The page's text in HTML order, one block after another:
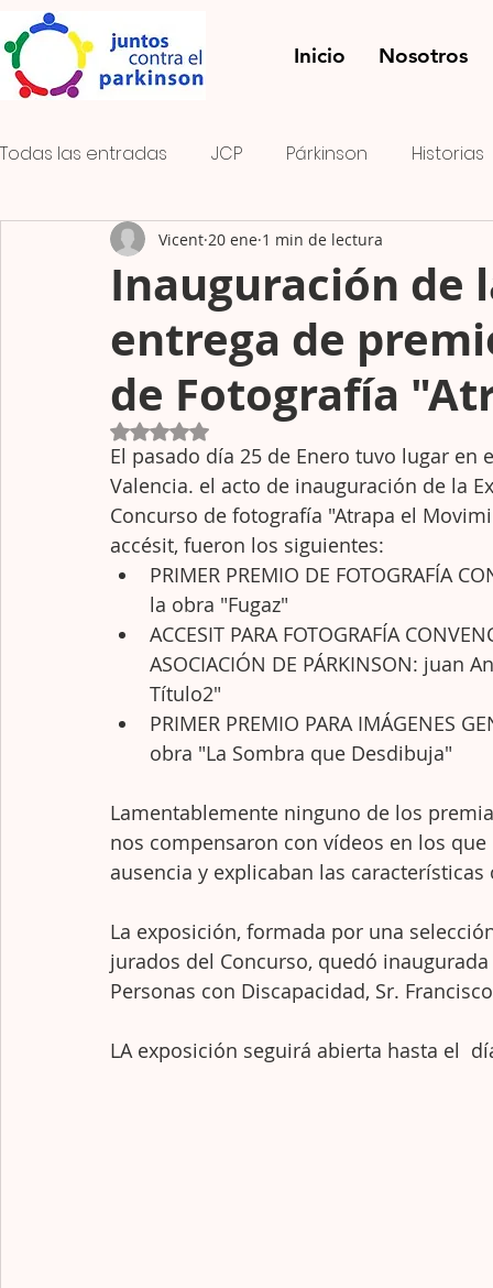
Inicio Nosotros
Todas las entradas JCP Párkinson Historias
Onda PK El rayo verde FOMENTO DEL
Concurso de fotografía
Inauguración de
entrega de
de Fotografía
Vicent 20 ene 1 min de lectura
Obtuvo NaN de 5 estrellas.
El pasado día 25 de Enero tuvo lugar en
Valencia. el acto de inauguración de la
Concurso de fotografía "Atrapa el
accésit, fueron los siguientes:
PRIMER PREMIO DE FOTOGRAFÍA
la obra "Fugaz"
ACCESIT PARA FOTOGRAFÍA
ASOCIACIÓN DE PÁRKINSON:
Título2"
PRIMER PREMIO PARA IMÁGENES
obra "La Sombra que Desdibuja"
Lamentablemente ninguno de los
nos compensaron con vídeos en los
ausencia y explicaban las
La exposición, formada por una
jurados del Concurso, quedó
Personas con Discapacidad, Sr.
LA exposición seguirá abierta hasta el